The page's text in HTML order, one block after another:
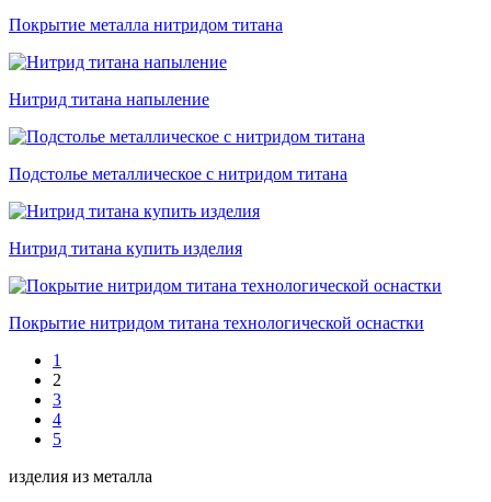
Покрытие металла нитридом титана
Нитрид титана напыление
Подстолье металлическое с нитридом титана
Нитрид титана купить изделия
Покрытие нитридом титана технологической оснастки
1
2
3
4
5
изделия из металла